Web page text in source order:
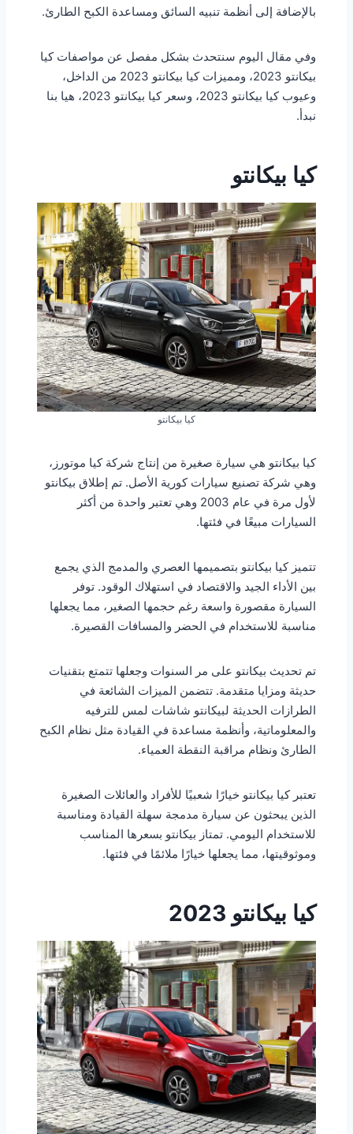
بالإضافة إلى أنظمة تنبيه السائق ومساعدة الكبح الطارئ.
وفي مقال اليوم سنتحدث بشكل مفصل عن مواصفات كيا
بيكانتو 2023، ومميزات كيا بيكانتو 2023 من الداخل،
وعيوب كيا بيكانتو 2023، وسعر كيا بيكانتو 2023، هيا بنا
نبدأ.
كيا بيكانتو
كيا بيكانتو
كيا بيكانتو هي سيارة صغيرة من إنتاج شركة كيا موتورز،
وهي شركة تصنيع سيارات كورية الأصل. تم إطلاق بيكانتو
لأول مرة في عام 2003 وهي تعتبر واحدة من أكثر
السيارات مبيعًا في فئتها.
تتميز كيا بيكانتو بتصميمها العصري والمدمج الذي يجمع
بين الأداء الجيد والاقتصاد في استهلاك الوقود. توفر
السيارة مقصورة واسعة رغم حجمها الصغير، مما يجعلها
مناسبة للاستخدام في الحضر والمسافات القصيرة.
تم تحديث بيكانتو على مر السنوات وجعلها تتمتع بتقنيات
حديثة ومزايا متقدمة. تتضمن الميزات الشائعة في
الطرازات الحديثة لبيكانتو شاشات لمس للترفيه
والمعلوماتية، وأنظمة مساعدة في القيادة مثل نظام الكبح
الطارئ ونظام مراقبة النقطة العمياء.
تعتبر كيا بيكانتو خيارًا شعبيًا للأفراد والعائلات الصغيرة
الذين يبحثون عن سيارة مدمجة سهلة القيادة ومناسبة
للاستخدام اليومي. تمتاز بيكانتو بسعرها المناسب
وموثوقيتها، مما يجعلها خيارًا ملائمًا في فئتها.
كيا بيكانتو 2023